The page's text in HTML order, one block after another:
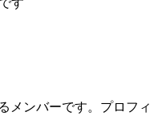
す
メンバーです。プロフィ